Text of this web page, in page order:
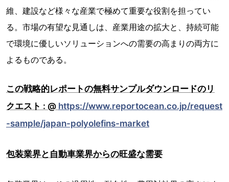
維、建設など様々な産業で極めて重要な役割を担ってい
る。市場の有望な見通しは、産業用途の拡大と、持続可能
で環境に優しいソリューションへの需要の高まりの両方に
よるものである。
この戦略的レポートの無料サンプルダウンロードのリ
クエスト : @ https://www.reportocean.co.jp/request
-sample/japan-polyolefins-market
包装業界と自動車業界からの旺盛な需要